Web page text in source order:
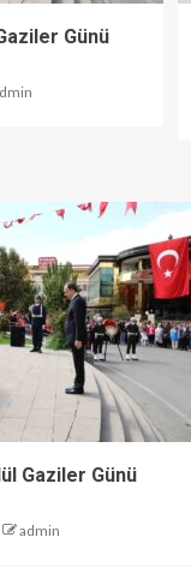
Günü
Gaziler Günü
admin